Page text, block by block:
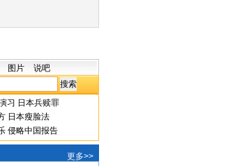
图片 说吧
习 日本兵赎罪
日本瘦脸法
侵略中国报告
更多>>